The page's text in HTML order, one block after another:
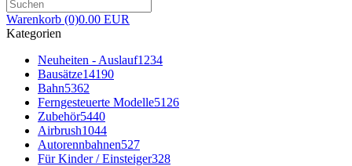
Warenkorb (0)0.00 EUR
Kategorien
Neuheiten - Auslauf1234
Bausätze14190
Bahn5362
Ferngesteuerte Modelle5126
Zubehör5440
Airbrush1044
Autorennbahnen527
Für Kinder / Einsteiger328